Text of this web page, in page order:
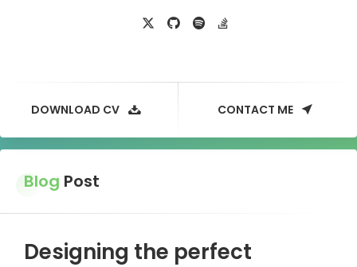
DOWNLOAD CV CONTACT ME
Blog Post
Designing the perfect